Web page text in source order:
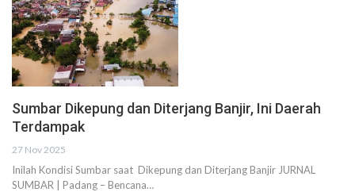
Sumbar Dikepung dan Diterjang Banjir, Ini Daerah
Terdampak
27 Nov 2025
Inilah Kondisi Sumbar saat Dikepung dan Diterjang Banjir JURNAL
SUMBAR | Padang – Bencana…